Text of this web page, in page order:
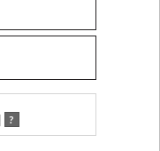
?